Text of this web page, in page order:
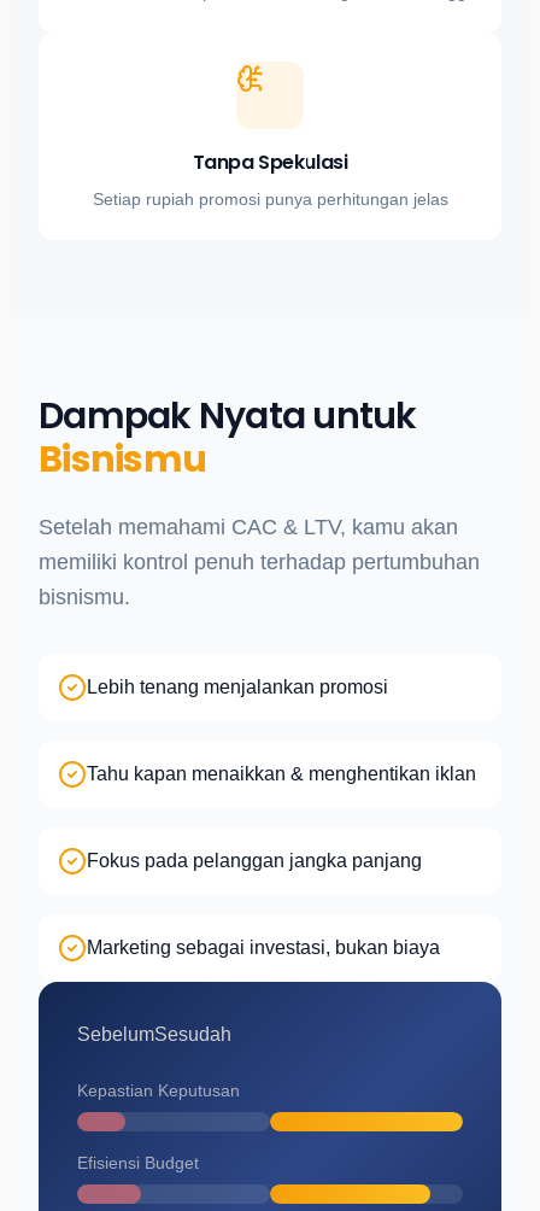
Tanpa Spekulasi
Setiap rupiah promosi punya perhitungan jelas
Dampak Nyata untuk
Bisnismu
Setelah memahami CAC & LTV, kamu akan
memiliki kontrol penuh terhadap pertumbuhan
bisnismu.
Lebih tenang menjalankan promosi
Tahu kapan menaikkan & menghentikan iklan
Fokus pada pelanggan jangka panjang
Marketing sebagai investasi, bukan biaya
SebelumSesudah
Kepastian Keputusan
Efisiensi Budget